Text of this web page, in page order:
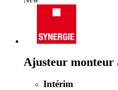
Ajusteur monteur
Intérim